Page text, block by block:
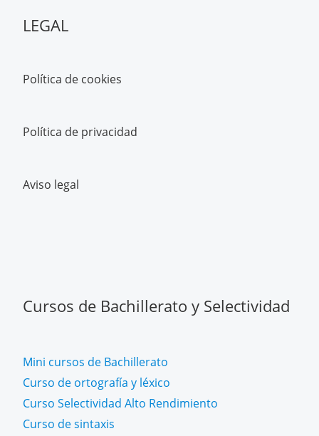
LEGAL
Política de cookies
Política de privacidad
Aviso legal
Cursos de Bachillerato y Selectividad
Mini cursos de Bachillerato
Curso de ortografía y léxico
Curso Selectividad Alto Rendimiento
Curso de sintaxis